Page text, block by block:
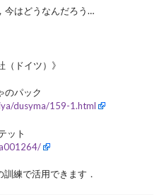
今はどうなんだろう…
ドイツ）》
パック
dusyma/159-1.html
ット
練で活用できます．